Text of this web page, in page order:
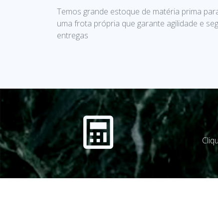
Temos grande estoque de matéria prima
uma frota própria que garante agilidade e
entregas